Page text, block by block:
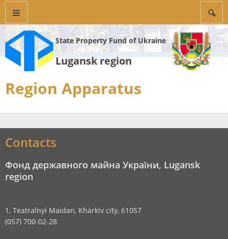
State Property Fund of Ukraine
Lugansk region
Region Apparatus
Contacts
Фонд державного майна України, Lugansk
region
1, Teatralnyi Maidan, Kharkiv city, 61057
(057) 700-02-28